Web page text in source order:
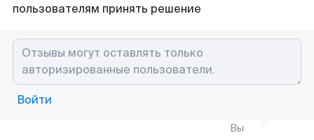
пользователям принять решение
Войти
Вы